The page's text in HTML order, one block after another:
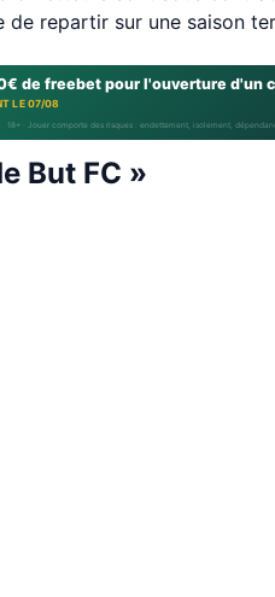
de repartir sur une saison
de freebet pour l'ouverture d'un
LE 07/08
18+ · Jouer comporte des risques : endettement, isolement,
But FC »